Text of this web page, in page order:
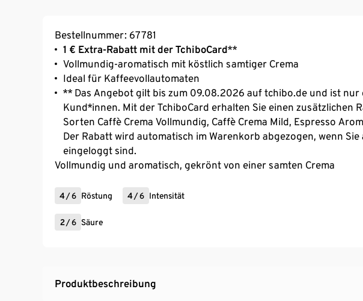
Bestellnummer: 67781
1 € Extra-Rabatt mit der TchiboCard**
Vollmundig-aromatisch mit köstlich samtiger Crema
Ideal für Kaffeevollautomaten
** Das Angebot gilt bis zum 09.08.2026 auf tchibo.de und ist nur
Kund*innen. Mit der TchiboCard erhalten Sie einen zusätzlichen
Sorten Caffè Crema Vollmundig, Caffè Crema Mild, Espresso
Der Rabatt wird automatisch im Warenkorb abgezogen, wenn
eingeloggt sind.
Vollmundig und aromatisch, gekrönt von einer samten Crema
4/6 Röstung 4/6 Intensität
2 /6 Säure
Produktbeschreibung